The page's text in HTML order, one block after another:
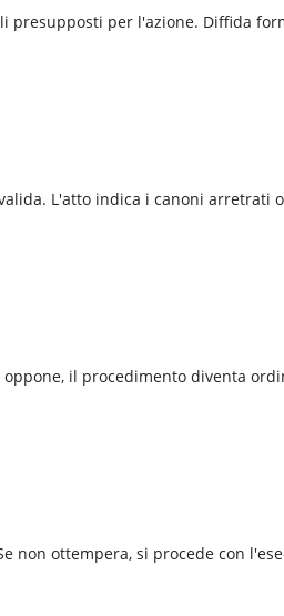
per l'azione. Diffida
L'atto indica i canoni arretrati
il procedimento diventa
ottempera, si procede con